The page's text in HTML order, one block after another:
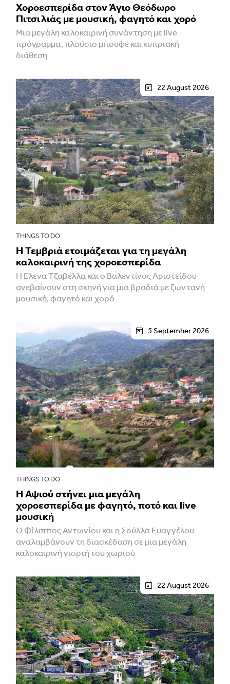
Χοροεσπερίδα στον Άγιο Θεόδωρο
Πιτσιλιάς με μουσική, φαγητό και χορό
Μια μεγάλη καλοκαιρινή συνάντηση με live
πρόγραμμα, πλούσιο μπουφέ και κυπριακή
διάθεση
22 August 2026
THINGS TO DO
Η Τεμβριά ετοιμάζεται για τη μεγάλη
καλοκαιρινή της χοροεσπερίδα
Η Έλενα Τζαβέλλα και ο Βαλεντίνος Αριστείδου
ανεβαίνουν στη σκηνή για μια βραδιά με ζωντανή
μουσική, φαγητό και χορό
5 September 2026
THINGS TO DO
Η Αψιού στήνει μια μεγάλη
χοροεσπερίδα με φαγητό, ποτό και live
μουσική
Ο Φίλιππος Αντωνίου και η Σούλλα Ευαγγέλου
αναλαμβάνουν τη διασκέδαση σε μια μεγάλη
καλοκαιρινή γιορτή του χωριού
22 August 2026